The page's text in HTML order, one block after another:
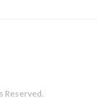
Reserved.